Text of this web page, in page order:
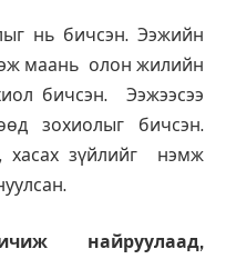
нь бичсэн. Ээжийн
маань олон жилийн
бичсэн. Ээжээсээ
зохиолыг бичсэн.
хасах зүйлийг нэмж
найруулаад,